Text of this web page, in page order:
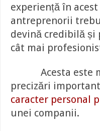
experiență în
antreprenorii
devină credibilă și
cât mai
Acesta este
precizări
caracter personal
unei companii.